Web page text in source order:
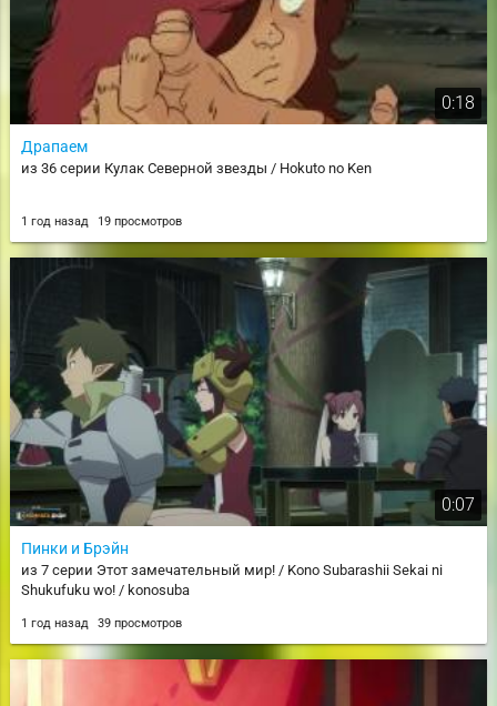
0:18
Драпаем
из 36 серии Кулак Северной звезды / Hokuto no Ken
1 год назад 19 просмотров
0:07
Пинки и Брэйн
из 7 серии Этот замечательный мир! / Kono Subarashii Sekai ni
Shukufuku wo! / konosuba
1 год назад 39 просмотров